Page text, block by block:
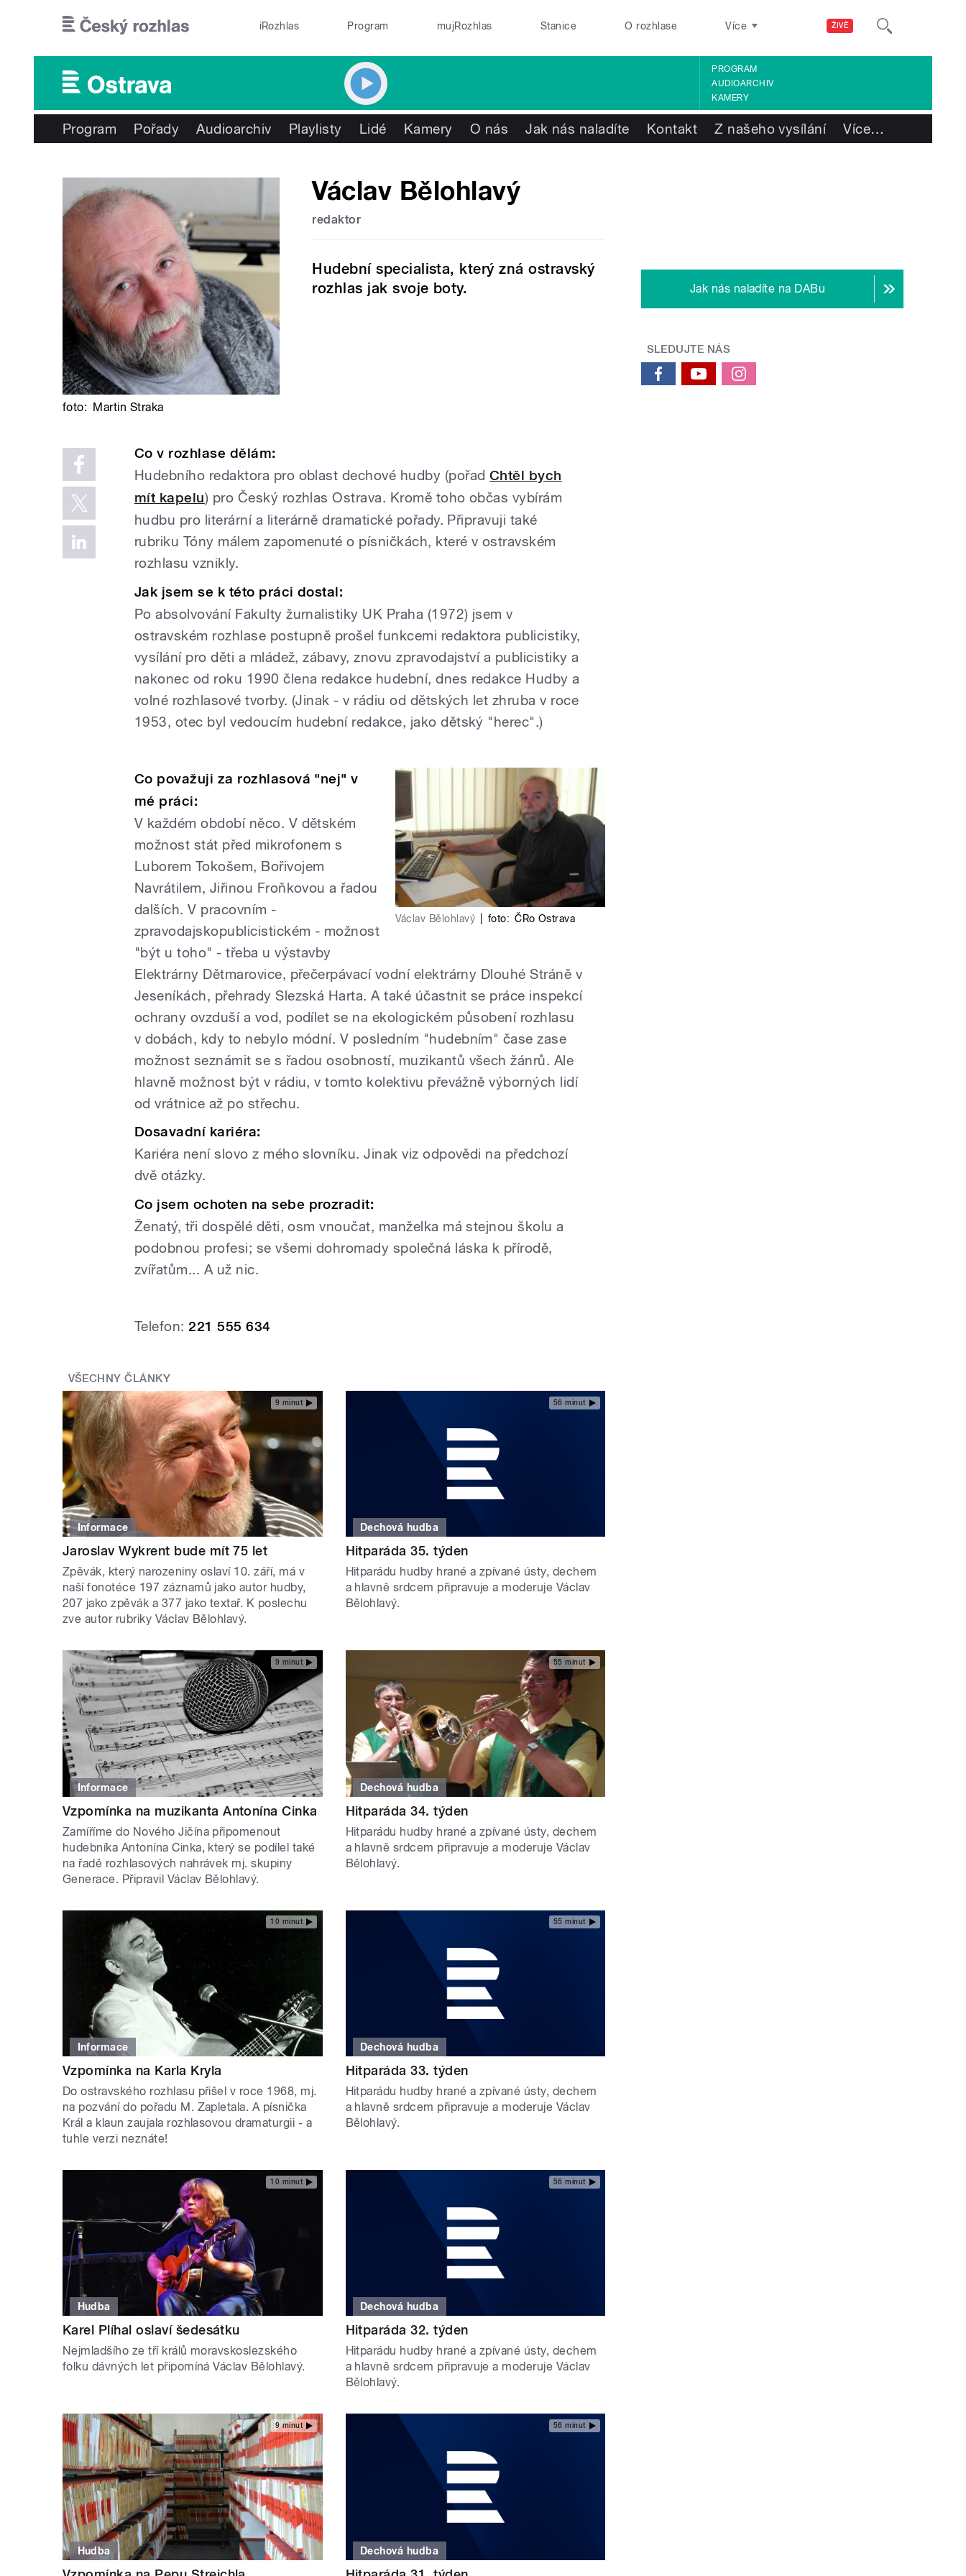
ŽIVĚ
iRozhlas Program mujRozhlas Stanice O rozhlase Více
PROGRAM
AUDIOARCHIV
KAMERY
Program Pořady Audioarchiv Playlisty Lidé Kamery O nás Jak nás naladíte Kontakt Z našeho vysílání Více…
Václav Bělohlavý
redaktor
Hudební specialista, který zná ostravský
rozhlas jak svoje boty.
foto: Martin Straka
Co v rozhlase dělám:
Hudebního redaktora pro oblast dechové hudby (pořad Chtěl bych
mít kapelu) pro Český rozhlas Ostrava. Kromě toho občas vybírám
hudbu pro literární a literárně dramatické pořady. Připravuji také
rubriku Tóny málem zapomenuté o písničkách, které v ostravském
rozhlasu vznikly.
Jak jsem se k této práci dostal:
Po absolvování Fakulty žurnalistiky UK Praha (1972) jsem v
ostravském rozhlase postupně prošel funkcemi redaktora publicistiky,
vysílání pro děti a mládež, zábavy, znovu zpravodajství a publicistiky a
nakonec od roku 1990 člena redakce hudební, dnes redakce Hudby a
volné rozhlasové tvorby. (Jinak - v rádiu od dětských let zhruba v roce
1953, otec byl vedoucím hudební redakce, jako dětský "herec".)
Václav Bělohlavý foto: ČRo Ostrava
Co považuji za rozhlasová "nej" v
mé práci:
V každém období něco. V dětském
možnost stát před mikrofonem s
Luborem Tokošem, Bořivojem
Navrátilem, Jiřinou Froňkovou a řadou
dalších. V pracovním -
zpravodajskopublicistickém - možnost
"být u toho" - třeba u výstavby
Elektrárny Dětmarovice, přečerpávací vodní elektrárny Dlouhé Stráně v
Jeseníkách, přehrady Slezská Harta. A také účastnit se práce inspekcí
ochrany ovzduší a vod, podílet se na ekologickém působení rozhlasu
v dobách, kdy to nebylo módní. V posledním "hudebním" čase zase
možnost seznámit se s řadou osobností, muzikantů všech žánrů. Ale
hlavně možnost být v rádiu, v tomto kolektivu převážně výborných lidí
od vrátnice až po střechu.
Dosavadní kariéra:
Kariéra není slovo z mého slovníku. Jinak viz odpovědi na předchozí
dvě otázky.
Co jsem ochoten na sebe prozradit:
Ženatý, tři dospělé děti, osm vnoučat, manželka má stejnou školu a
podobnou profesi; se všemi dohromady společná láska k přírodě,
zvířatům... A už nic.
Telefon: 221 555 634
VŠECHNY ČLÁNKY
9 minut
Informace
Jaroslav Wykrent bude mít 75 let
Zpěvák, který narozeniny oslaví 10. září, má v
naší fonotéce 197 záznamů jako autor hudby,
207 jako zpěvák a 377 jako textař. K poslechu
zve autor rubriky Václav Bělohlavý.
56 minut
Dechová hudba
Hitparáda 35. týden
Hitparádu hudby hrané a zpívané ústy, dechem
a hlavně srdcem připravuje a moderuje Václav
Bělohlavý.
9 minut
Informace
Vzpomínka na muzikanta Antonína Cinka
Zamíříme do Nového Jičína připomenout
hudebníka Antonína Cinka, který se podílel také
na řadě rozhlasových nahrávek mj. skupiny
Generace. Připravil Václav Bělohlavý.
55 minut
Dechová hudba
Hitparáda 34. týden
Hitparádu hudby hrané a zpívané ústy, dechem
a hlavně srdcem připravuje a moderuje Václav
Bělohlavý.
10 minut
Informace
Vzpomínka na Karla Kryla
Do ostravského rozhlasu přišel v roce 1968, mj.
na pozvání do pořadu M. Zapletala. A písnička
Král a klaun zaujala rozhlasovou dramaturgii - a
tuhle verzi neznáte!
55 minut
Dechová hudba
Hitparáda 33. týden
Hitparádu hudby hrané a zpívané ústy, dechem
a hlavně srdcem připravuje a moderuje Václav
Bělohlavý.
10 minut
Hudba
Karel Plíhal oslaví šedesátku
Nejmladšího ze tří králů moravskoslezského
folku dávných let připomíná Václav Bělohlavý.
56 minut
Dechová hudba
Hitparáda 32. týden
Hitparádu hudby hrané a zpívané ústy, dechem
a hlavně srdcem připravuje a moderuje Václav
Bělohlavý.
9 minut
Hudba
56 minut
Dechová hudba
Jak nás naladíte na DABu
SLEDUJTE NÁS